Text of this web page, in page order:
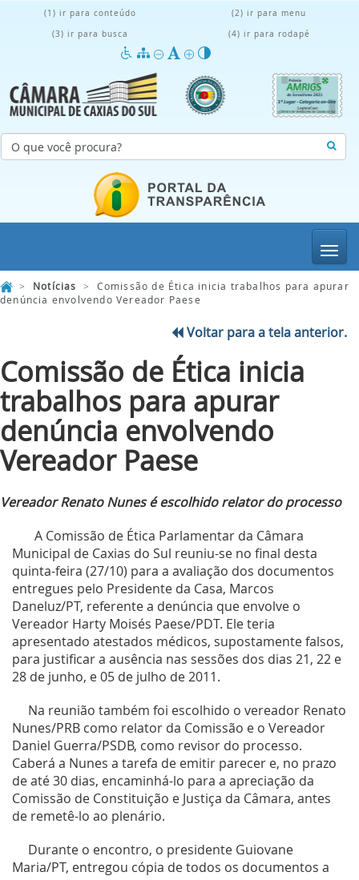
(1) ir para conteúdo
(2) ir para menu
(3) ir para busca
(4) ir para rodapé
> Notícias > Comissão de Ética inicia trabalhos para apurar
denúncia envolvendo Vereador Paese
Voltar para a tela anterior.
Comissão de Ética inicia
trabalhos para apurar
denúncia envolvendo
Vereador Paese
Vereador Renato Nunes é escolhido relator do processo
A Comissão de Ética Parlamentar da Câmara
Municipal de Caxias do Sul reuniu-se no final desta
quinta-feira (27/10) para a avaliação dos documentos
entregues pelo Presidente da Casa, Marcos
Daneluz/PT, referente a denúncia que envolve o
Vereador Harty Moisés Paese/PDT. Ele teria
apresentado atestados médicos, supostamente falsos,
para justificar a ausência nas sessões dos dias 21, 22 e
28 de junho, e 05 de julho de 2011.
Na reunião também foi escolhido o vereador Renato
Nunes/PRB como relator da Comissão e o Vereador
Daniel Guerra/PSDB, como revisor do processo.
Caberá a Nunes a tarefa de emitir parecer e, no prazo
de até 30 dias, encaminhá-lo para a apreciação da
Comissão de Constituição e Justiça da Câmara, antes
de remetê-lo ao plenário.
Durante o encontro, o presidente Guiovane
Maria/PT, entregou cópia de todos os documentos a